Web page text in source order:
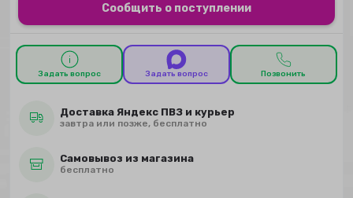
Сообщить о поступлении
Задать вопрос Задать вопрос Позвонить
Доставка Яндекс ПВЗ и курьер
завтра или позже, бесплатно
Самовывоз из магазина
бесплатно